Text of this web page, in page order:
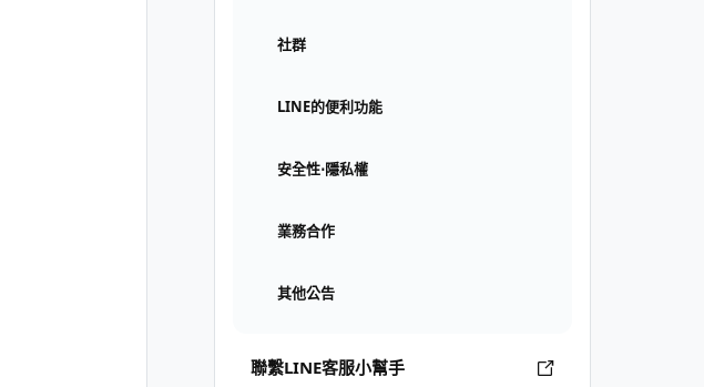
社群
LINE的便利功能
安全性⋅隱私權
業務合作
其他公告
聯繫LINE客服小幫手